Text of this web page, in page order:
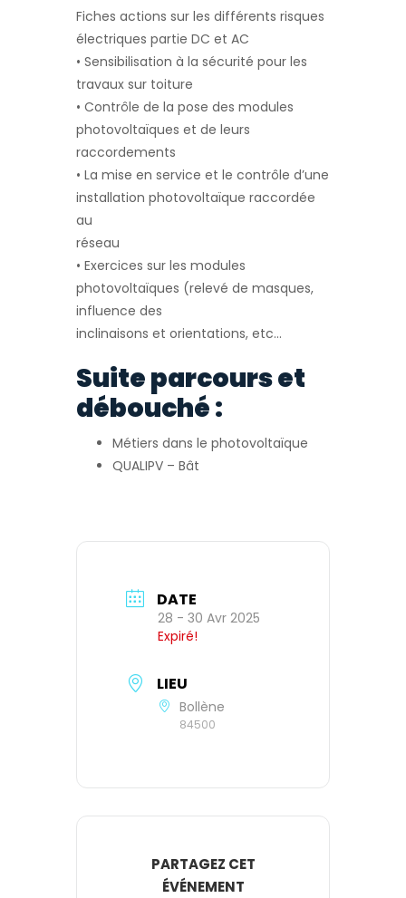
Fiches actions sur les différents risques
électriques partie DC et AC
• Sensibilisation à la sécurité pour les
travaux sur toiture
• Contrôle de la pose des modules
photovoltaïques et de leurs
raccordements
• La mise en service et le contrôle d’une
installation photovoltaïque raccordée
au
réseau
• Exercices sur les modules
photovoltaïques (relevé de masques,
influence des
inclinaisons et orientations, etc…
Suite parcours et
débouché :
Métiers dans le photovoltaïque
QUALIPV – Bât
DATE
28 - 30 Avr 2025
Expiré!
LIEU
Bollène
84500
PARTAGEZ CET
ÉVÉNEMENT